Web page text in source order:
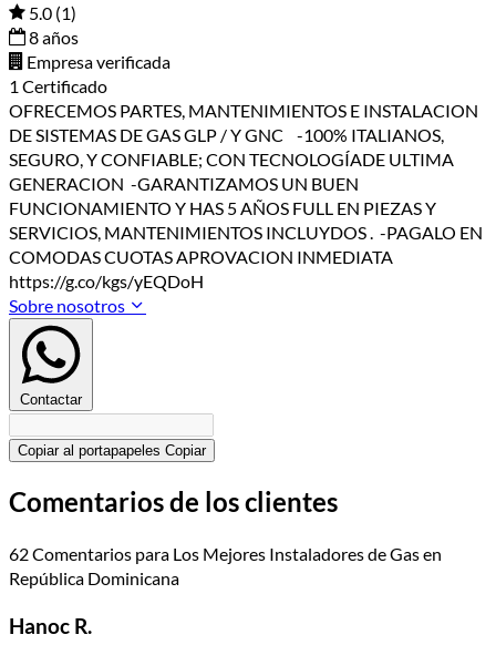
5.0 (1)
8 años
Empresa verificada
1 Certificado
OFRECEMOS PARTES, MANTENIMIENTOS E INSTALACION
DE SISTEMAS DE GAS GLP / Y GNC -100% ITALIANOS,
SEGURO, Y CONFIABLE; CON TECNOLOGÍADE ULTIMA
GENERACION -GARANTIZAMOS UN BUEN
FUNCIONAMIENTO Y HAS 5 AÑOS FULL EN PIEZAS Y
SERVICIOS, MANTENIMIENTOS INCLUYDOS . -PAGALO EN
COMODAS CUOTAS APROVACION INMEDIATA
https://g.co/kgs/yEQDoH
Sobre nosotros
Contactar
Copiar al portapapeles Copiar
Comentarios de los clientes
62 Comentarios para Los Mejores Instaladores de Gas en
República Dominicana
Hanoc R.